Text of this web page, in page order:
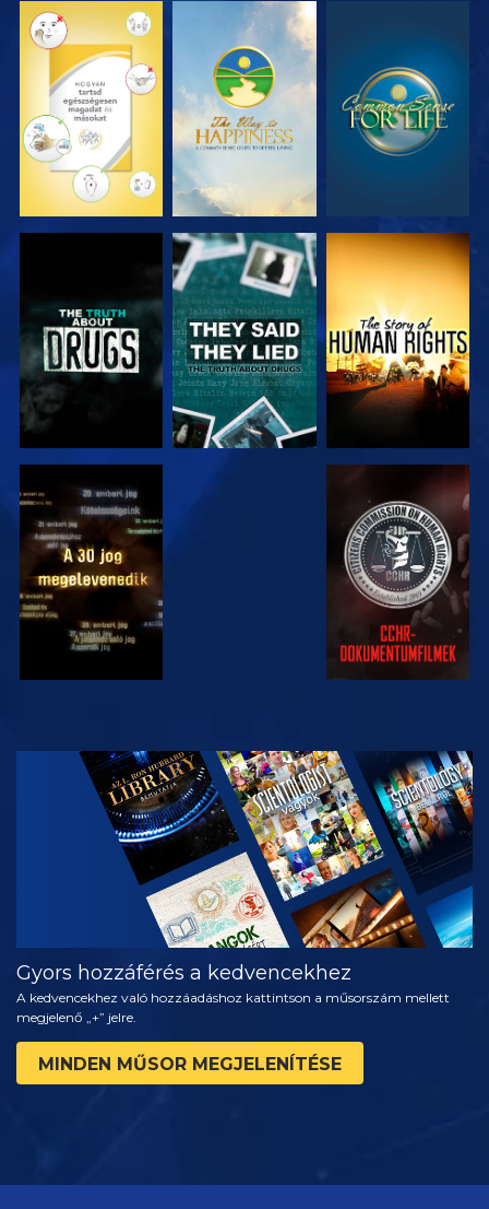
MŰSORNÉZÉS MŰSORNÉZÉS MŰSORNÉZÉS
MŰSORNÉZÉS MŰSORNÉZÉS MŰSORNÉZÉS
MŰSORNÉZÉS MŰSORNÉZÉS
MŰSORNÉZÉS
A SOROZAT
RÉSZEI
Gyors hozzáférés a kedvencekhez
A kedvencekhez való hozzáadáshoz kattintson a műsorszám mellett
megjelenő „+” jelre.
MINDEN MŰSOR MEGJELENÍTÉSE